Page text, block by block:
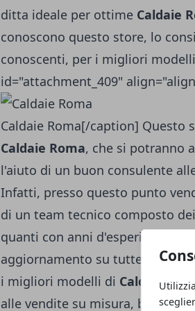
ditta ideale per ottime Caldaie
conoscono questo store, lo
conoscenti, per i migliori
id="attachment_409"
Caldaie Roma[/caption]
Caldaie Roma, che si potranno
l'aiuto di un buon consulente
Infatti, presso questo punto
di un team tecnico composto
quanti con anni d'esperienza in
aggiornamento su tutte le
i migliori modelli di Caldaie
alle vendite su misura, basterà